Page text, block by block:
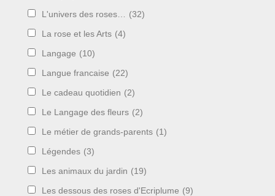
L'univers des roses… (32)
La rose et les Arts (4)
Langage (10)
Langue francaise (22)
Le cadeau quotidien (2)
Le Langage des fleurs (2)
Le métier de grands-parents (1)
Légendes (3)
Les animaux du jardin (19)
Les dessous des roses d'Ecriplume (9)